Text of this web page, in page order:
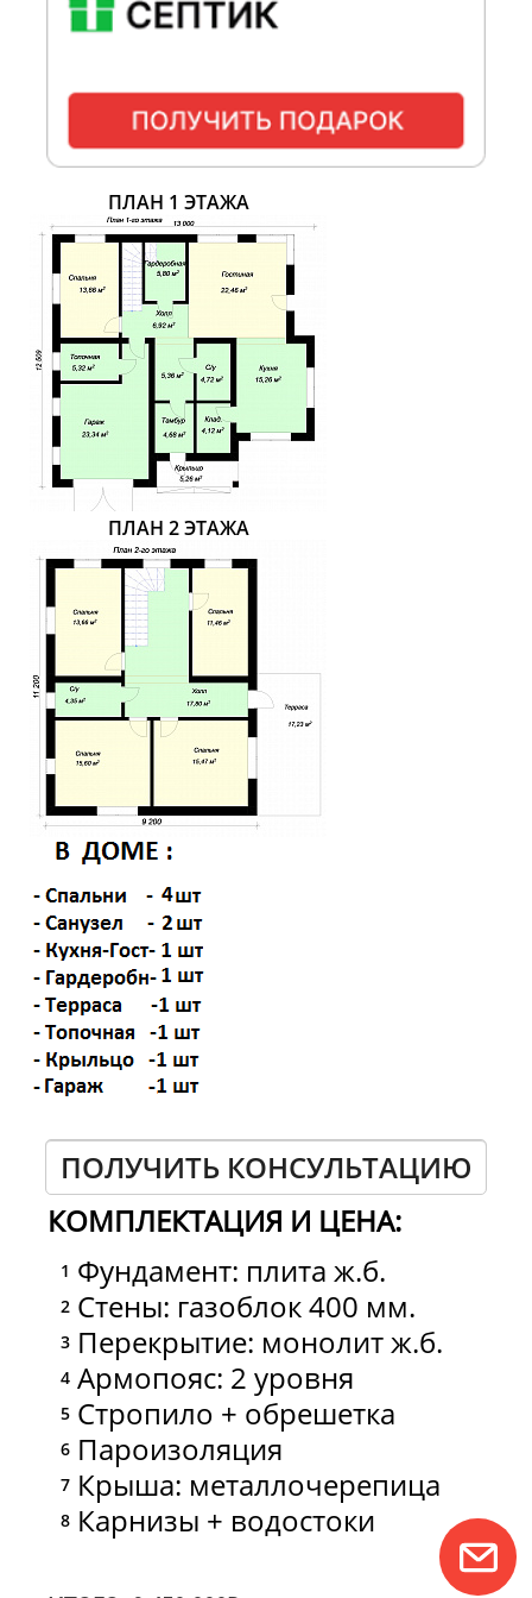
ПЛАН 1 ЭТАЖА
ПЛАН 2 ЭТАЖА
ПОЛУЧИТЬ КОНСУЛЬТАЦИЮ
КОМПЛЕКТАЦИЯ И ЦЕНА:
Фундамент: плита ж.б.
Стены: газоблок 400 мм.
Перекрытие: монолит ж.б.
Армопояс: 2 уровня
Стропило + обрешетка
Пароизоляция
Крыша: металлочерепица
Карнизы + водостоки